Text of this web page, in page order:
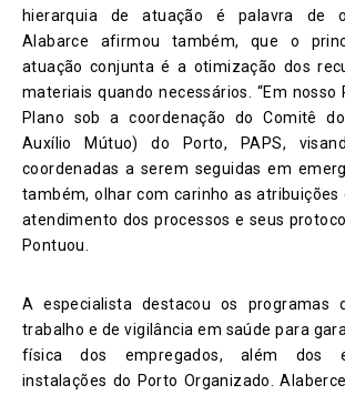
hierarquia de atuação é palavra de
Alabarce afirmou também, que o
atuação conjunta é a otimização dos
materiais quando necessários. “Em nosso
Plano sob a coordenação do Comitê
Auxílio Mútuo) do Porto, PAPS,
coordenadas a serem seguidas em
também, olhar com carinho as atribuições
atendimento dos processos e seus
Pontuou.
A especialista destacou os programas
trabalho e de vigilância em saúde para
física dos empregados, além dos
instalações do Porto Organizado.